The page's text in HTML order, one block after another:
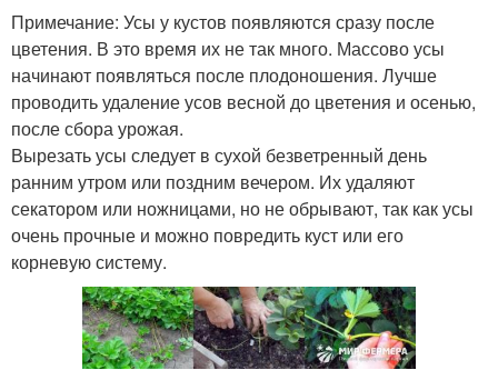
Примечание: Усы у кустов появляются сразу после
цветения. В это время их не так много. Массово усы
начинают появляться после плодоношения. Лучше
проводить удаление усов весной до цветения и осенью,
после сбора урожая.
Вырезать усы следует в сухой безветренный день
ранним утром или поздним вечером. Их удаляют
секатором или ножницами, но не обрывают, так как усы
очень прочные и можно повредить куст или его
корневую систему.